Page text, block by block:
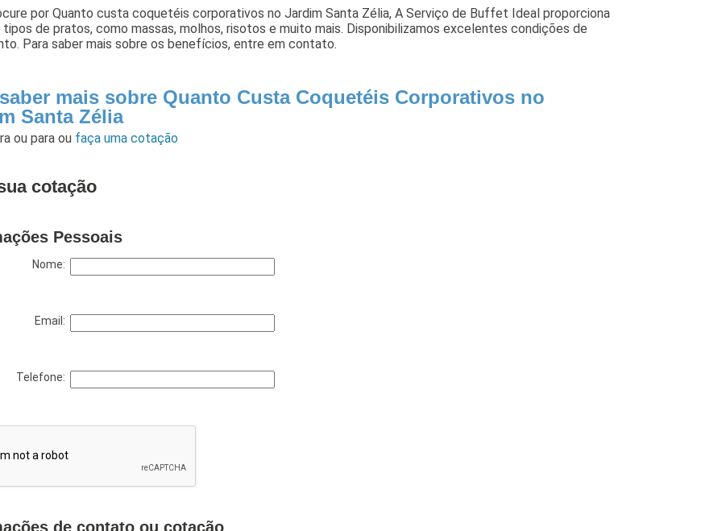
por Quanto custa coquetéis corporativos no Jardim Santa Zélia, A Serviço de Buffet Ideal proporciona
tipos de pratos, como massas, molhos, risotos e muito mais. Disponibilizamos excelentes condições de
Para saber mais sobre os benefícios, entre em contato.
mais sobre Quanto Custa Coquetéis Corporativos no
Santa Zélia
ou paraou faça uma cotação
cotação
Pessoais
Nome:
Email:
Telefone:
de contato ou cotação